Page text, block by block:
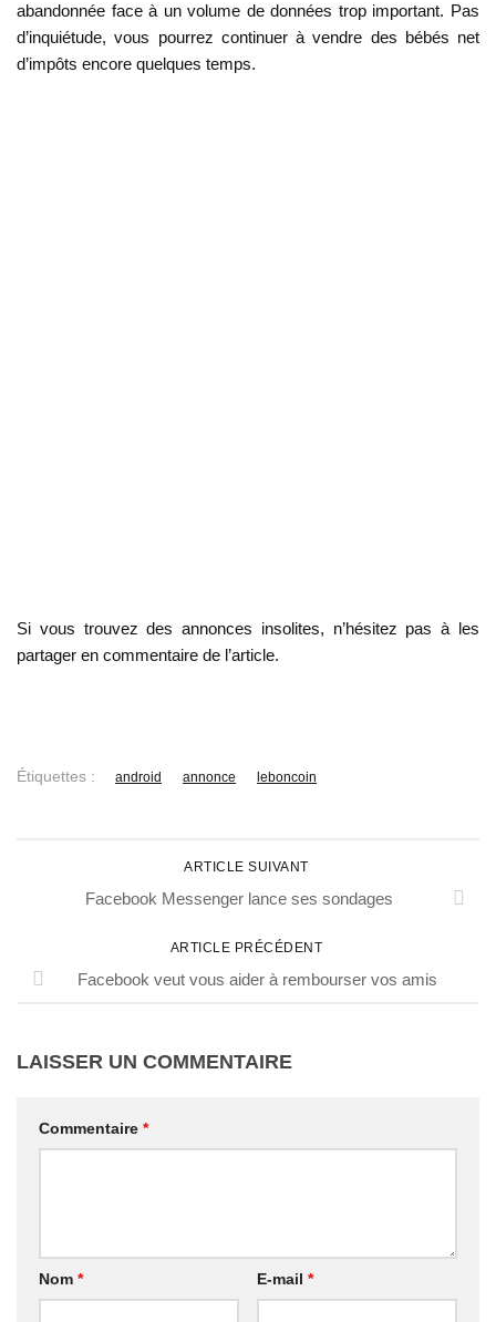
abandonnée face à un volume de données trop important. Pas
d’inquiétude, vous pourrez continuer à vendre des bébés net
d’impôts encore quelques temps.
Si vous trouvez des annonces insolites, n’hésitez pas à les
partager en commentaire de l’article.
Étiquettes : android annonce leboncoin
ARTICLE SUIVANT
Facebook Messenger lance ses sondages
ARTICLE PRÉCÉDENT
Facebook veut vous aider à rembourser vos amis
LAISSER UN COMMENTAIRE
Commentaire *
Nom * E-mail *